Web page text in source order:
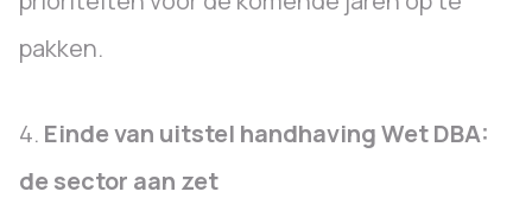
pakken.
4. Einde van uitstel handhaving Wet DBA:
de sector aan zet